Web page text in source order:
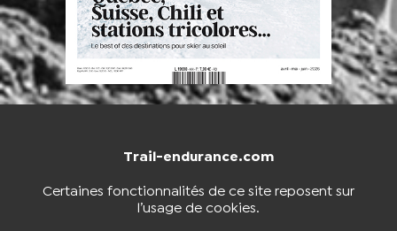
Trail-endurance.com
Certaines fonctionnalités de ce site reposent sur
l’usage de cookies.
NOUS CONTACTER BOUTIQUE